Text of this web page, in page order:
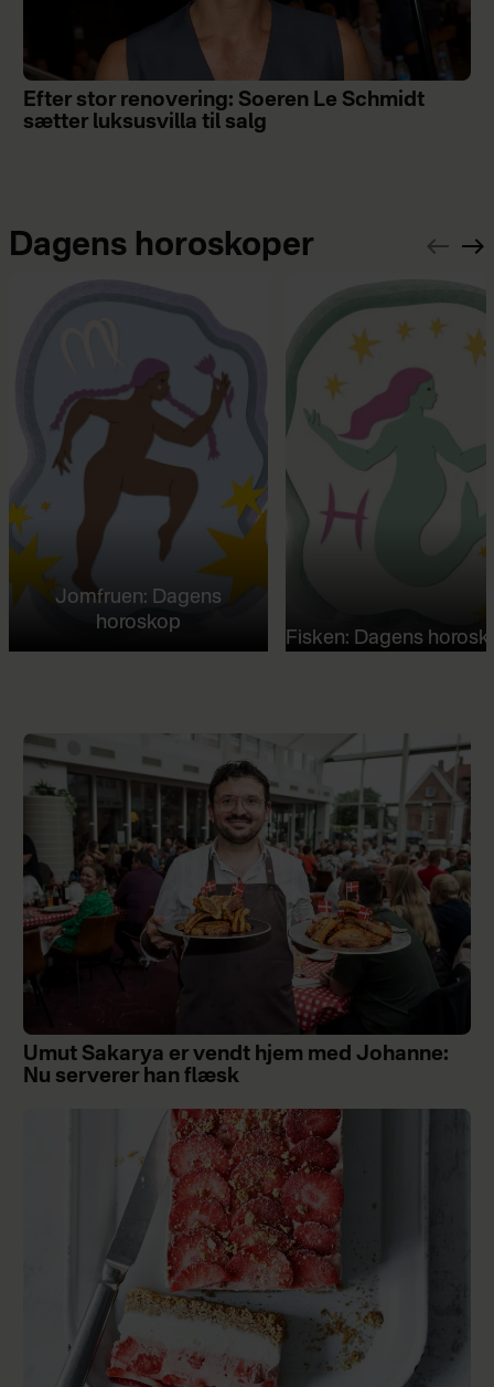
Efter stor renovering: Soeren Le Schmidt
sætter luksusvilla til salg
Dagens horoskoper
Jomfruen: Dagens
horoskop
Fisken: Dagens
Umut Sakarya er vendt hjem med Johanne:
Nu serverer han flæsk